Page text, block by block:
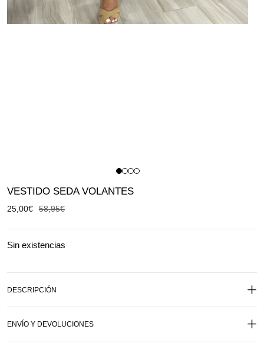
VESTIDO SEDA VOLANTES
58,95€
25,00€
Sin existencias
DESCRIPCIÓN
ENVÍO Y DEVOLUCIONES